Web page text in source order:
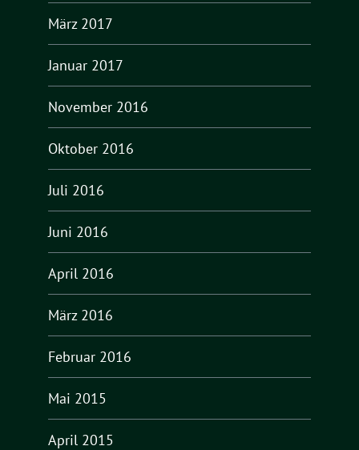
März 2017
Januar 2017
November 2016
Oktober 2016
Juli 2016
Juni 2016
April 2016
März 2016
Februar 2016
Mai 2015
April 2015